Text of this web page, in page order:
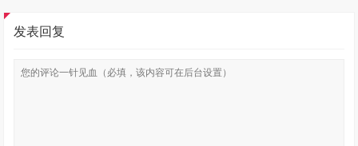
发表回复